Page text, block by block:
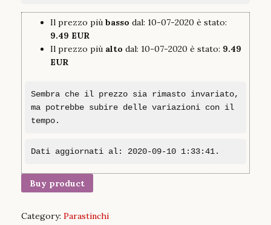
Il prezzo più basso dal: 10-07-2020 è stato:
9.49 EUR
Il prezzo più alto dal: 10-07-2020 è stato: 9.49
EUR
Sembra che il prezzo sia rimasto invariato,
ma potrebbe subire delle variazioni con il
tempo.
Dati aggiornati al: 2020-09-10 1:33:41.
Buy product
Category: Parastinchi